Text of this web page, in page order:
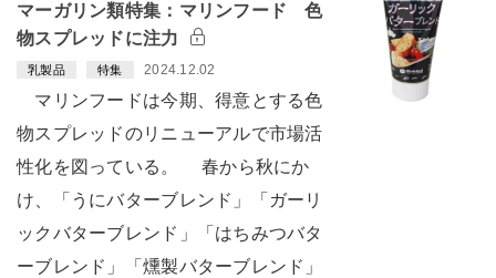
マーガリン類特集：マリンフード 色
物スプレッドに注力
乳製品 特集 2024.12.02
マリンフードは今期、得意とする色
物スプレッドのリニューアルで市場活
性化を図っている。 春から秋にか
け、「うにバターブレンド」「ガーリ
ックバターブレンド」「はちみつバタ
ーブレンド」「燻製バターブレンド」